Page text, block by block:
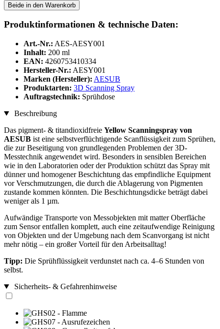
Beide in den Warenkorb
Produktinformationen & technische Daten:
Art.-Nr.: AES-AESY001
Inhalt: 200 ml
EAN: 4260753410334
Hersteller-Nr.: AESY001
Marken (Hersteller): AESUB
Produktarten: 3D Scanning Spray
Auftragstechnik: Sprühdose
Beschreibung
Das pigment- & titandioxidfreie Yellow Scanningspray von
AESUB ist eine selbstverflüchtigende Scanflüssigkeit zum Sprühen,
die zur Beseitigung von grundlegenden Problemen der 3D-
Messtechnik angewendet wird. Besonders in sensiblen Bereichen
wie in den Laboratorien oder der Produktion schützt das Spray mit
dünner und homogener Beschichtung das empfindliche Equipment
vor Verschmutzungen, die durch die Ablagerung von Pigmenten
zustande kommen könnten. Die Beschichtungsdicke beträgt dabei
weniger als 1 µm.
Aufwändige Transporte von Messobjekten mit matter Oberfläche
zum Sensor entfallen komplett, auch eine zeitaufwendige Reinigung
von Objekten und der Umgebung nach dem Scanvorgang ist nicht
mehr nötig – ein großer Vorteil für den Arbeitsalltag!
Tipp: Die Sprühflüssigkeit verdunstet nach ca. 4–6 Stunden von
selbst.
Sicherheits- & Gefahrenhinweise